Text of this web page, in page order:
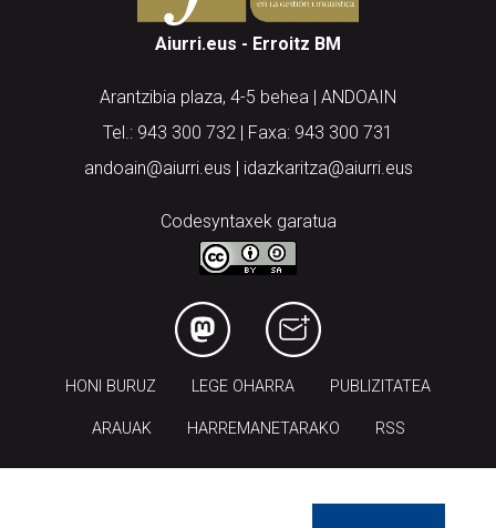
Aiurri.eus - Erroitz BM
Arantzibia plaza, 4-5 behea | ANDOAIN
Tel.: 943 300 732 | Faxa: 943 300 731
andoain@aiurri.eus | idazkaritza@aiurri.eus
Codesyntaxek garatua
HONI BURUZ LEGE OHARRA PUBLIZITATEA
ARAUAK HARREMANETARAKO RSS